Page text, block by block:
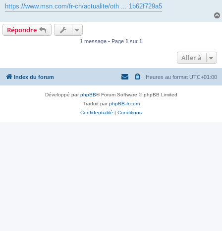
https://www.msn.com/fr-ch/actualite/oth ... 1b62f729a5
Répondre
1 message • Page 1 sur 1
Aller à
Index du forum Heures au format UTC+01:00
Développé parphpBB® Forum Software © phpBB Limited
Traduit parphpBB-fr.com
Confidentialité | Conditions